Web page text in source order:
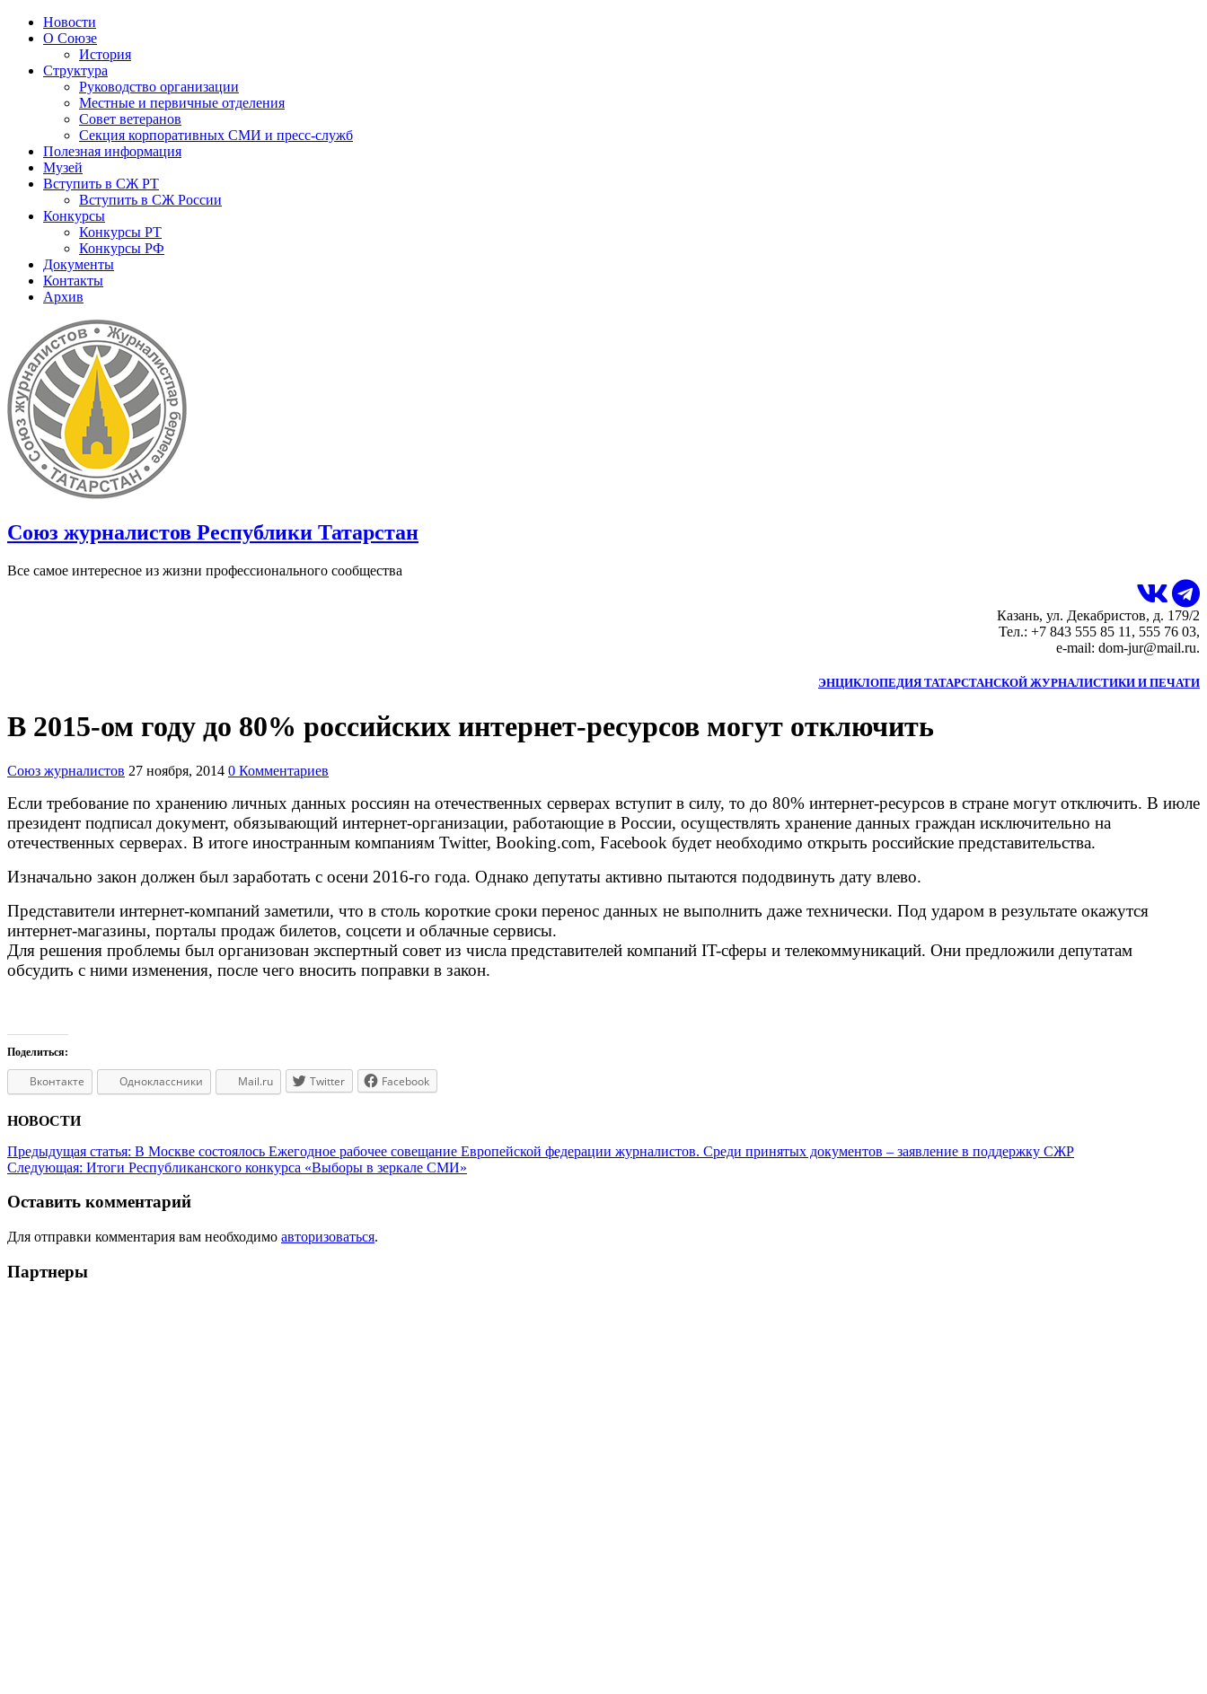
Новости
О Союзе
История
Структура
Руководство организации
Местные и первичные отделения
Совет ветеранов
Секция корпоративных СМИ и пресс-служб
Полезная информация
Музей
Вступить в СЖ РТ
Вступить в СЖ России
Конкурсы
Конкурсы РТ
Конкурсы РФ
Документы
Контакты
Архив
Союз журналистов Республики Татарстан
Все самое интересное из жизни профессионального сообщества
Казань, ул. Декабристов, д. 179/2
Тел.: +7 843 555 85 11, 555 76 03,
e-mail: dom-jur@mail.ru.
ЭНЦИКЛОПЕДИЯ ТАТАРСТАНСКОЙ ЖУРНАЛИСТИКИ И ПЕЧАТИ
В 2015-ом году до 80% российских интернет-ресурсов могут отключить
Союз журналистов 27 ноября, 2014 0 Комментариев
Если требование по хранению личных данных россиян на отечественных серверах вступит в силу, то до 80% интернет-ресурсов в стране могут отключить. В июле
президент подписал документ, обязывающий интернет-организации, работающие в России, осуществлять хранение данных граждан исключительно на
отечественных серверах. В итоге иностранным компаниям Twitter, Booking.com, Facebook будет необходимо открыть российские представительства.
Изначально закон должен был заработать с осени 2016-го года. Однако депутаты активно пытаются пододвинуть дату влево.
Представители интернет-компаний заметили, что в столь короткие сроки перенос данных не выполнить даже технически. Под ударом в результате окажутся
интернет-магазины, порталы продаж билетов, соцсети и облачные сервисы.
Для решения проблемы был организован экспертный совет из числа представителей компаний IT-сферы и телекоммуникаций. Они предложили депутатам
обсудить с ними изменения, после чего вносить поправки в закон.
Поделиться:
Вконтакте Одноклассники Mail.ru Twitter Facebook
НОВОСТИ
Предыдущая статья: В Москве состоялось Ежегодное рабочее совещание Европейской федерации журналистов. Среди принятых документов – заявление в поддержку СЖР
Следующая: Итоги Республиканского конкурса «Выборы в зеркале СМИ»
Оставить комментарий
Для отправки комментария вам необходимо авторизоваться.
Партнеры